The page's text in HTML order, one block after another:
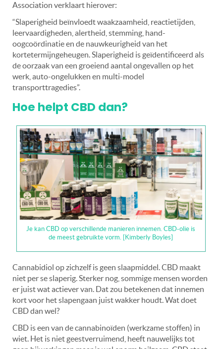
Association verklaart hierover:
“Slaperigheid beïnvloedt waakzaamheid, reactietijden,
leervaardigheden, alertheid, stemming, hand-
oogcoördinatie en de nauwkeurigheid van het
kortetermijngeheugen. Slaperigheid is geïdentificeerd als
de oorzaak van een groeiend aantal ongevallen op het
werk, auto-ongelukken en multi-model
transporttragedies”.
Hoe helpt CBD dan?
Je kan CBD op verschillende manieren innemen. CBD-olie is
de meest gebruikte vorm. [Kimberly Boyles]
Cannabidiol op zichzelf is geen slaapmiddel. CBD maakt
niet per se slaperig. Sterker nog, sommige mensen worden
er juist wat actiever van. Dat zou betekenen dat innemen
kort voor het slapengaan juist wakker houdt. Wat doet
CBD dan wel?
CBD is een van de cannabinoïden (werkzame stoffen) in
wiet. Het is niet geestverruimend, heeft nauwelijks tot